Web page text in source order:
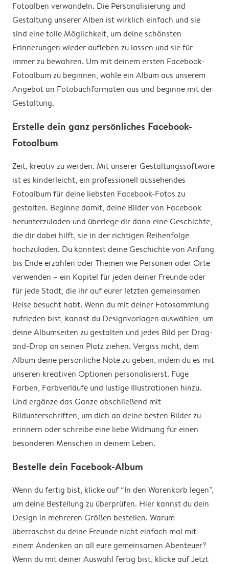
Fotoalben verwandeln. Die Personalisierung und
Gestaltung unserer Alben ist wirklich einfach und sie
sind eine tolle Möglichkeit, um deine schönsten
Erinnerungen wieder aufleben zu lassen und sie für
immer zu bewahren. Um mit deinem ersten Facebook-
Fotoalbum zu beginnen, wähle ein Album aus unserem
Angebot an Fotobuchformaten aus und beginne mit der
Gestaltung.
Erstelle dein ganz persönliches Facebook-
Fotoalbum
Zeit, kreativ zu werden. Mit unserer Gestaltungssoftware
ist es kinderleicht, ein professionell aussehendes
Fotoalbum für deine liebsten Facebook-Fotos zu
gestalten. Beginne damit, deine Bilder von Facebook
herunterzuladen und überlege dir dann eine Geschichte,
die dir dabei hilft, sie in der richtigen Reihenfolge
hochzuladen. Du könntest deine Geschichte von Anfang
bis Ende erzählen oder Themen wie Personen oder Orte
verwenden – ein Kapitel für jeden deiner Freunde oder
für jede Stadt, die ihr auf eurer letzten gemeinsamen
Reise besucht habt. Wenn du mit deiner Fotosammlung
zufrieden bist, kannst du Designvorlagen auswählen, um
deine Albumseiten zu gestalten und jedes Bild per Drag-
and-Drop an seinen Platz ziehen. Vergiss nicht, dem
Album deine persönliche Note zu geben, indem du es mit
unseren kreativen Optionen personalisierst. Füge
Farben, Farbverläufe und lustige Illustrationen hinzu.
Und ergänze das Ganze abschließend mit
Bildunterschriften, um dich an deine besten Bilder zu
erinnern oder schreibe eine liebe Widmung für einen
besonderen Menschen in deinem Leben.
Bestelle dein Facebook-Album
Wenn du fertig bist, klicke auf “In den Warenkorb legen”,
um deine Bestellung zu überprüfen. Hier kannst du dein
Design in mehreren Größen bestellen. Warum
überraschst du deine Freunde nicht einfach mal mit
einem Andenken an all eure gemeinsamen Abenteuer?
Wenn du mit deiner Auswahl fertig bist, klicke auf Jetzt